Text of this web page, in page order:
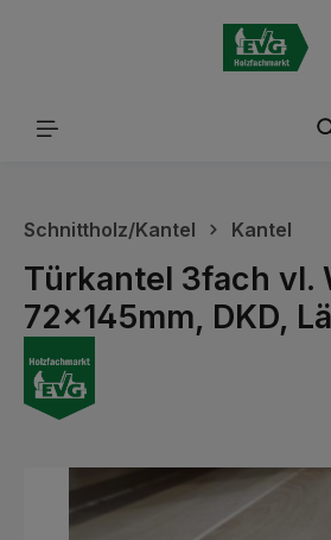
Schnittholz/Kantel Kantel
Türkantel 3fach vl.
72x145mm, DKD,
Bildergalerie überspringen